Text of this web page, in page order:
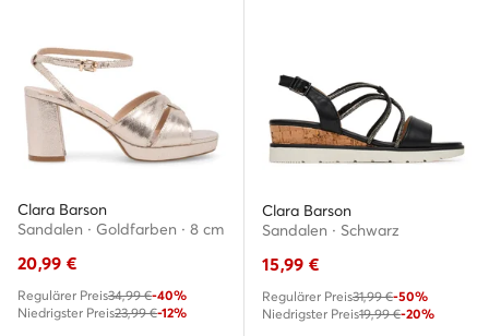
Clara Barson
Sandalen · Goldfarben · 8 cm
20,99 €
Regulärer Preis34,99 €-40%
Niedrigster Preis23,99 €-12%
Clara Barson
Sandalen · Schwarz
15,99 €
Regulärer Preis31,99 €-50%
Niedrigster Preis19,99 €-20%